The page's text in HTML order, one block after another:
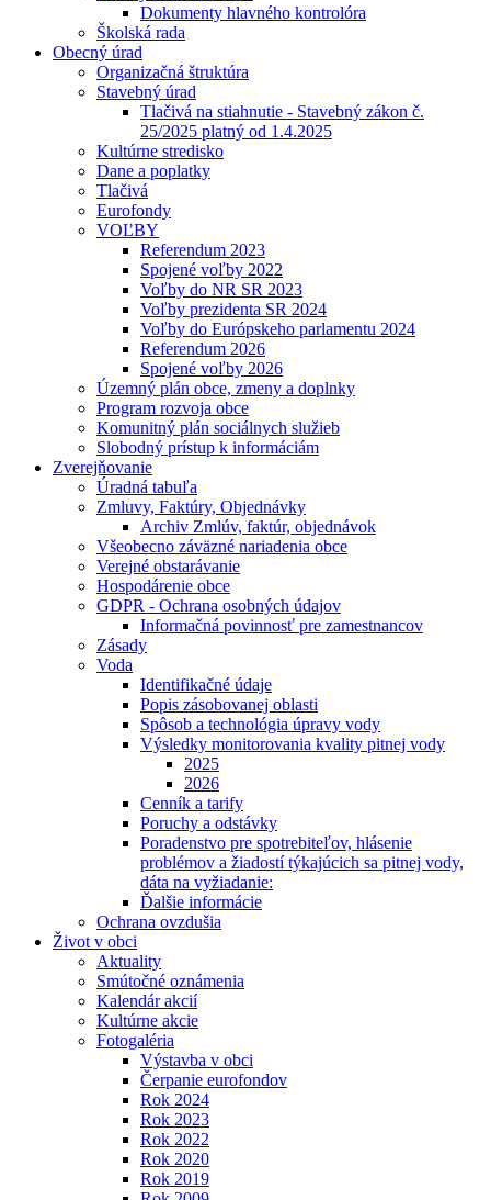
Dokumenty hlavného kontrolóra
Školská rada
Obecný úrad
Organizačná štruktúra
Stavebný úrad
Tlačivá na stiahnutie - Stavebný zákon č.
25/2025 platný od 1.4.2025
Kultúrne stredisko
Dane a poplatky
Tlačivá
Eurofondy
VOĽBY
Referendum 2023
Spojené voľby 2022
Voľby do NR SR 2023
Voľby prezidenta SR 2024
Voľby do Európskeho parlamentu 2024
Referendum 2026
Spojené voľby 2026
Územný plán obce, zmeny a doplnky
Program rozvoja obce
Komunitný plán sociálnych služieb
Slobodný prístup k informáciám
Zverejňovanie
Úradná tabuľa
Zmluvy, Faktúry, Objednávky
Archiv Zmlúv, faktúr, objednávok
Všeobecno záväzné nariadenia obce
Verejné obstarávanie
Hospodárenie obce
GDPR - Ochrana osobných údajov
Informačná povinnosť pre zamestnancov
Zásady
Voda
Identifikačné údaje
Popis zásobovanej oblasti
Spôsob a technológia úpravy vody
Výsledky monitorovania kvality pitnej vody
2025
2026
Cenník a tarify
Poruchy a odstávky
Poradenstvo pre spotrebiteľov, hlásenie
problémov a žiadostí týkajúcich sa pitnej vody,
dáta na vyžiadanie:
Ďalšie informácie
Ochrana ovzdušia
Život v obci
Aktuality
Smútočné oznámenia
Kalendár akcií
Kultúrne akcie
Fotogaléria
Výstavba v obci
Čerpanie eurofondov
Rok 2024
Rok 2023
Rok 2022
Rok 2020
Rok 2019